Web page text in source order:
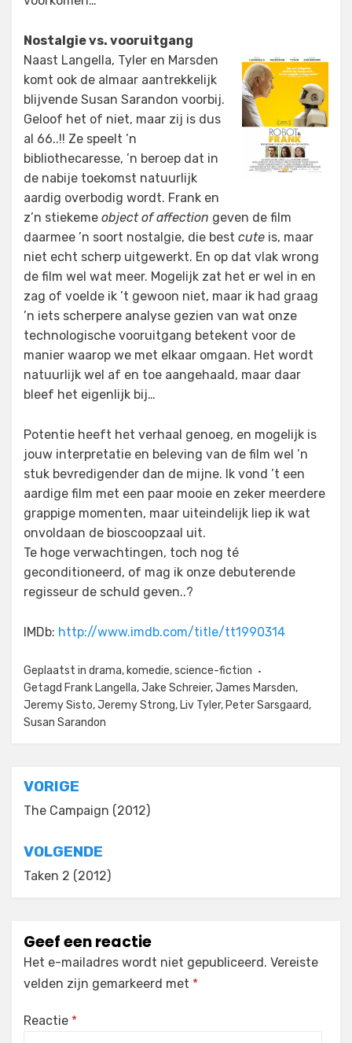
Nostalgie vs. vooruitgang
Naast Langella, Tyler en Marsden
komt ook de almaar aantrekkelijk
blijvende Susan Sarandon voorbij.
Geloof het of niet, maar zij is dus
al 66..!! Ze speelt ’n
bibliothecaresse, ’n beroep dat in
de nabije toekomst natuurlijk
aardig overbodig wordt. Frank en
z’n stiekeme object of affection geven de film
daarmee ’n soort nostalgie, die best cute is, maar
niet echt scherp uitgewerkt. En op dat vlak wrong
de film wel wat meer. Mogelijk zat het er wel in en
zag of voelde ik ’t gewoon niet, maar ik had graag
’n iets scherpere analyse gezien van wat onze
technologische vooruitgang betekent voor de
manier waarop we met elkaar omgaan. Het wordt
natuurlijk wel af en toe aangehaald, maar daar
bleef het eigenlijk bij…
Potentie heeft het verhaal genoeg, en mogelijk is
jouw interpretatie en beleving van de film wel ’n
stuk bevredigender dan de mijne. Ik vond ’t een
aardige film met een paar mooie en zeker meerdere
grappige momenten, maar uiteindelijk liep ik wat
onvoldaan de bioscoopzaal uit.
Te hoge verwachtingen, toch nog té
geconditioneerd, of mag ik onze debuterende
regisseur de schuld geven..?
IMDb: http://www.imdb.com/title/tt1990314
Geplaatst in drama, komedie,science-fiction
Getagd Frank Langella,Jake Schreier,James Marsden,
Jeremy Sisto,Jeremy Strong, Liv Tyler, Peter Sarsgaard,
Susan Sarandon
Bericht
navigatie
VORIGE
The Campaign (2012)
VOLGENDE
Taken 2 (2012)
Geef een reactie
Het e-mailadres wordt niet gepubliceerd. Vereiste
velden zijn gemarkeerd met *
Reactie *